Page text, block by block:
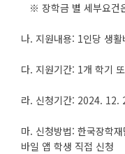
※ 장학금 별 세부요건
나. 지원내용: 1인당 생
다. 지원기간: 1개 학기
라. 신청기간: 2024.
마. 신청방법: 한국장학
바일 앱 학생 직접 신청